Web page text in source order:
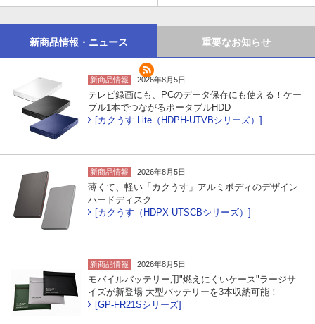
新商品情報・ニュース
新商品情報 2026年8月5日
テレビ録画にも、PCのデータ保存にも使える！ケー
ブル1本でつながるポータブルHDD
[カクうす Lite（HDPH-UTVBシリーズ）]
新商品情報 2026年8月5日
薄くて、軽い「カクうす」アルミボディのデザイン
ハードディスク
[カクうす（HDPX-UTSCBシリーズ）]
新商品情報 2026年8月5日
モバイルバッテリー用"燃えにくいケース"ラージサ
イズが新登場 大型バッテリーを3本収納可能！
[GP-FR21Sシリーズ]
重要なお知らせ